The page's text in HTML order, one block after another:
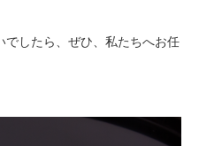
でしたら、ぜひ、私たちへお任